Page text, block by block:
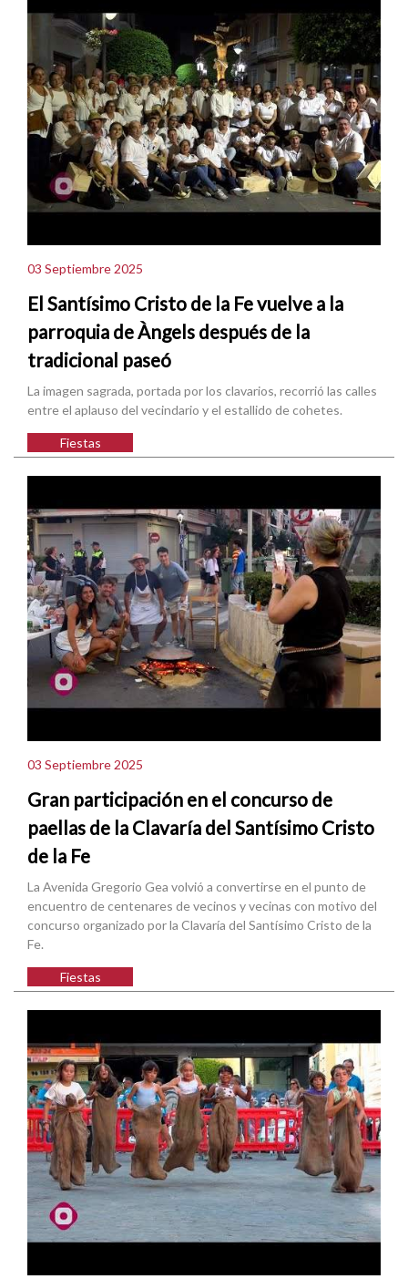
03 Septiembre 2025
El Santísimo Cristo de la Fe vuelve a la
parroquia de Àngels después de la
tradicional paseó
La imagen sagrada, portada por los clavarios, recorrió las calles
entre el aplauso del vecindario y el estallido de cohetes.
Fiestas
03 Septiembre 2025
Gran participación en el concurso de
paellas de la Clavaría del Santísimo Cristo
de la Fe
La Avenida Gregorio Gea volvió a convertirse en el punto de
encuentro de centenares de vecinos y vecinas con motivo del
concurso organizado por la Clavaría del Santísimo Cristo de la
Fe.
Fiestas